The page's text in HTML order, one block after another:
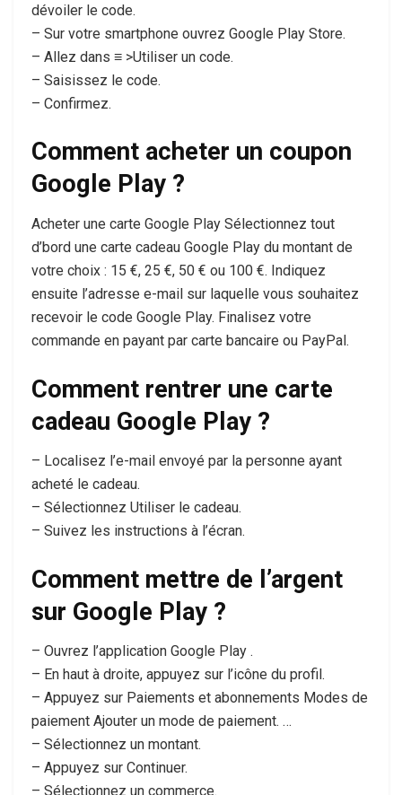
dévoiler le code.
– Sur votre smartphone ouvrez Google Play Store.
– Allez dans ≡ >Utiliser un code.
– Saisissez le code.
– Confirmez.
Comment acheter un coupon
Google Play ?
Acheter une carte Google Play Sélectionnez tout
d’bord une carte cadeau Google Play du montant de
votre choix : 15 €, 25 €, 50 € ou 100 €. Indiquez
ensuite l’adresse e-mail sur laquelle vous souhaitez
recevoir le code Google Play. Finalisez votre
commande en payant par carte bancaire ou PayPal.
Comment rentrer une carte
cadeau Google Play ?
– Localisez l’e-mail envoyé par la personne ayant
acheté le cadeau.
– Sélectionnez Utiliser le cadeau.
– Suivez les instructions à l’écran.
Comment mettre de l’argent
sur Google Play ?
– Ouvrez l’application Google Play .
– En haut à droite, appuyez sur l’icône du profil.
– Appuyez sur Paiements et abonnements Modes de
paiement Ajouter un mode de paiement. …
– Sélectionnez un montant.
– Appuyez sur Continuer.
– Sélectionnez un commerce.